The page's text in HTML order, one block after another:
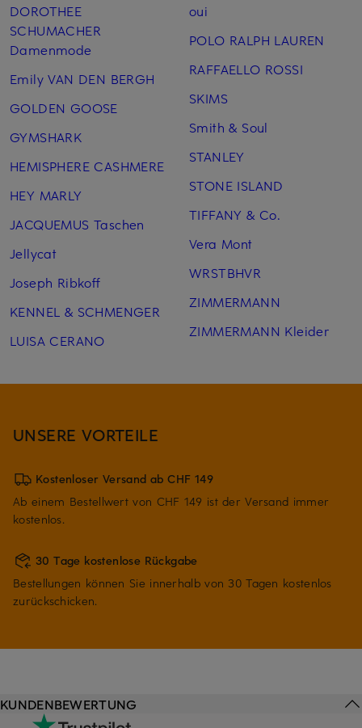
DOROTHEE
SCHUMACHER
Damenmode
Emily VAN DEN BERGH
GOLDEN GOOSE
GYMSHARK
HEMISPHERE CASHMERE
HEY MARLY
JACQUEMUS Taschen
Jellycat
Joseph Ribkoff
KENNEL & SCHMENGER
LUISA CERANO
oui
POLO RALPH LAUREN
RAFFAELLO ROSSI
SKIMS
Smith & Soul
STANLEY
STONE ISLAND
TIFFANY & Co.
Vera Mont
WRSTBHVR
ZIMMERMANN
ZIMMERMANN Kleider
UNSERE VORTEILE
Kostenloser Versand ab CHF 149
Ab einem Bestellwert von CHF 149 ist der Versand immer
kostenlos.
30 Tage kostenlose Rückgabe
Bestellungen können Sie innerhalb von 30 Tagen kostenlos
zurückschicken.
KUNDENBEWERTUNG